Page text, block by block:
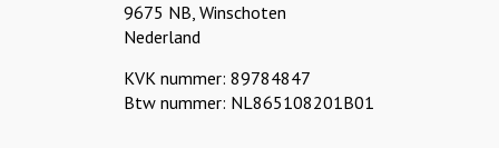
9675 NB, Winschoten
Nederland
KVK nummer: 89784847
Btw nummer: NL865108201B01